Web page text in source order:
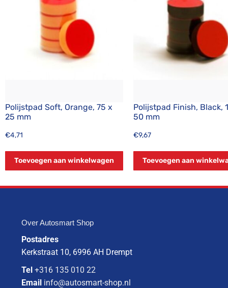
Polijstpad Soft, Orange, 75 x
25 mm
€4,71
Toevoegen aan winkelwagen
Polijstpad Finish, Black,
50 mm
€9,67
Toevoegen aan
Over Autosmart Shop
Postadres
Kerkstraat 10, 6996 AH Drempt
Tel +316 135 010 22
Email info@autosmart-shop.nl